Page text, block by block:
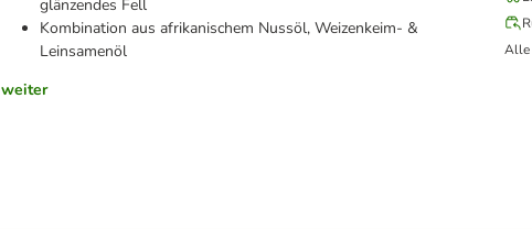
glänzendes Fell
Kombination aus afrikanischem Nussöl, Weizenkeim- &
Leinsamenöl
weiter
Alle